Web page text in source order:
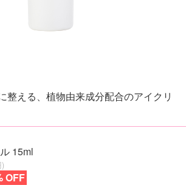
整える、植物由来成分配合のアイクリ
15ml
OFF